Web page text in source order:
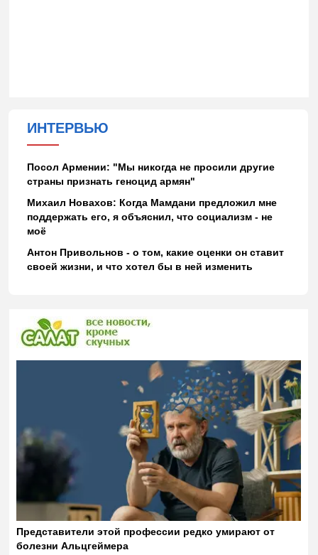
ИНТЕРВЬЮ
Посол Армении: "Мы никогда не просили другие
страны признать геноцид армян"
Михаил Новахов: Когда Мамдани предложил мне
поддержать его, я объяснил, что социализм - не
моё
Антон Привольнов - о том, какие оценки он ставит
своей жизни, и что хотел бы в ней изменить